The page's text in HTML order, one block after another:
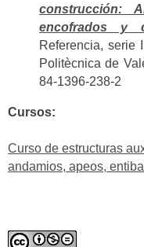
construcción:
encofrados y
Referencia, serie
Politècnica de
84-1396-238-2
Cursos:
Curso de estructuras
andamios, apeos,